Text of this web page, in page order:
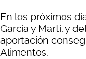
En los próximos
García y Martí, y
aportación
Alimentos.